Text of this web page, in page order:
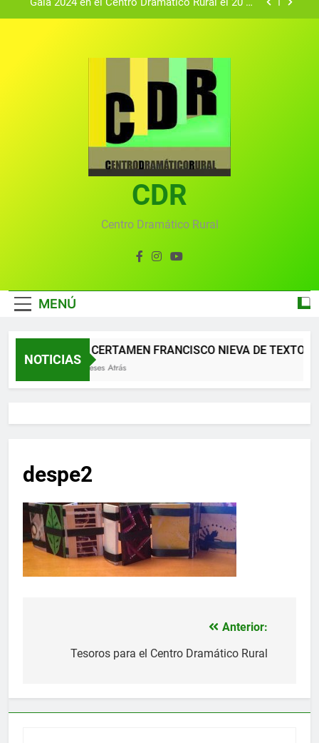
Gala 2024 en el Centro Dramático Rural el 20 de
convocado por el Centro Dramático Rural de Mira
(Cuenca)
Gala anual virtual del Centro Dramático Rural de
Gala del Centro Dramático Rural 2025
Gala 2024 en el Centro Dramático Rural el 20 de
Textos seleccionados en el VI Certamen
Francisco Nieva de piezas breves teatrales
convocado por el Centro Dramático Rural de Mira
Gala anual virtual del Centro Dramático Rural de
CDR
Centro Dramático Rural
MENÚ
NOTICIAS
XII CERTAMEN FRANCISCO NIEVA DE TEXTOS
2 Meses Atrás
despe2
Anterior:
Tesoros para el Centro Dramático Rural